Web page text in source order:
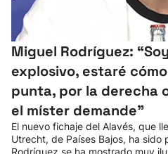
Miguel Rodríguez:
explosivo, estaré
punta, por la derecha
el míster demande”
El nuevo fichaje del Alavés, que
Utrecht, de Países Bajos, ha sido
Rodríguez se ha mostrado muy